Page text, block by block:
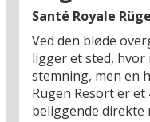
Stralsund (55 km)
UNESCO-beskyttet
disse omgivelser
Göhren, hvor
sammen – og hvor
åndedrag over
Santé Royale
Ved den bløde
ligger et sted,
stemning, men en
Rügen Resort er
beliggende direkte